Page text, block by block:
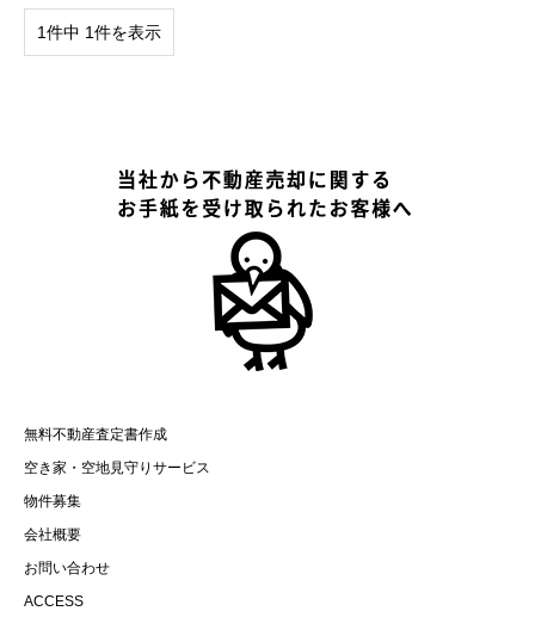
1件中 1件を表示
無料不動産査定書作成
空き家・空地見守りサービス
物件募集
会社概要
お問い合わせ
ACCESS